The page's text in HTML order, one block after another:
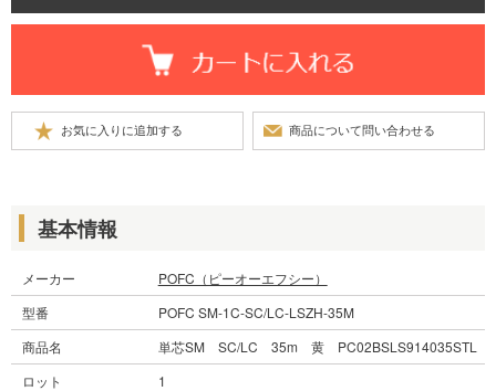
基本情報
メーカー
POFC（ピーオーエフシー）
型番
POFC SM-1C-SC/LC-LSZH-35M
商品名
単芯SM SC/LC 35m 黄 PC02BSLS914035STL
ロット
1